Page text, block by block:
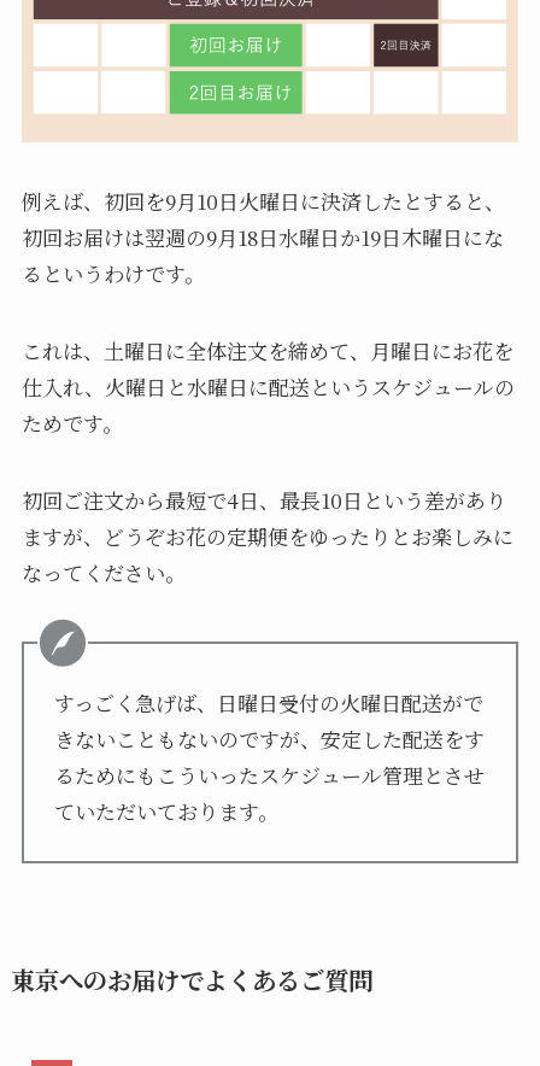
例えば、初回を9月10日火曜日に決済したとすると、
初回お届けは翌週の9月18日水曜日か19日木曜日にな
るというわけです。
これは、土曜日に全体注文を締めて、月曜日にお花を
仕入れ、火曜日と水曜日に配送というスケジュールの
ためです。
初回ご注文から最短で4日、最長10日という差があり
ますが、どうぞお花の定期便をゆったりとお楽しみに
なってください。
すっごく急げば、日曜日受付の火曜日配送がで
きないこともないのですが、安定した配送をす
るためにもこういったスケジュール管理とさせ
ていただいております。
東京へのお届けでよくあるご質問